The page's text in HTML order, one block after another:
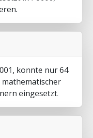
konnte nur 64
mathematischer
eingesetzt.